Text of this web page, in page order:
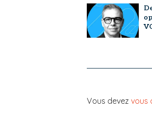
Vous devez vous